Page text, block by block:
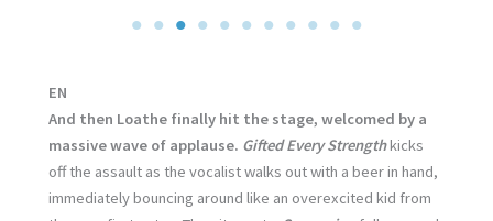
EN
And then Loathe finally hit the stage, welcomed by a
massive wave of applause. Gifted Every Strengthkicks
off the assault as the vocalist walks out with a beer in hand,
immediately bouncing around like an overexcited kid from